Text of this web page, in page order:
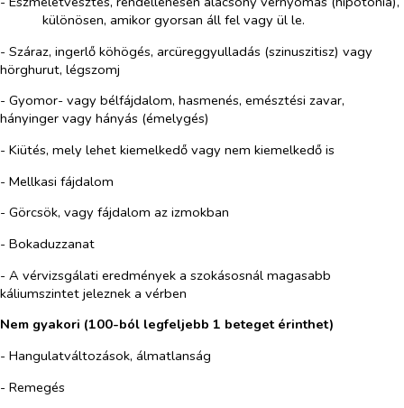
különösen, amikor gyorsan áll fel vagy ül le.
- Száraz, ingerlő köhögés, arcüreggyulladás (szinuszitisz) vagy
hörghurut, légszomj
- Gyomor- vagy bélfájdalom, hasmenés, emésztési zavar,
hányinger vagy hányás (émelygés)
- Kiütés, mely lehet kiemelkedő vagy nem kiemelkedő is
- Mellkasi fájdalom
- Görcsök, vagy fájdalom az izmokban
- Bokaduzzanat
- A vérvizsgálati eredmények a szokásosnál magasabb
káliumszintet jeleznek a vérben
Nem gyakori (100-ból legfeljebb 1 beteget érinthet)
- Hangulatváltozások, álmatlanság
- Remegés